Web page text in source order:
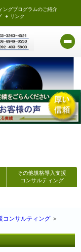
ングプログラムのご紹介
リンク
その他規格導入支援
コンサルティング
コンサルティング ＞